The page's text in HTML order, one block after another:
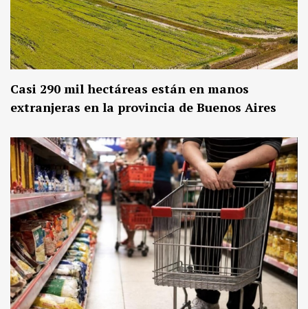
Casi 290 mil hectáreas están en manos
extranjeras en la provincia de Buenos Aires